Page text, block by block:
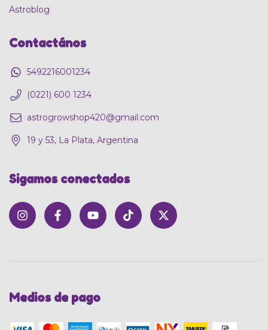
Astroblog
Contactános
5492216001234
(0221) 600 1234
astrogrowshop420@gmail.com
19 y 53, La Plata, Argentina
Sigamos conectados
Medios de pago